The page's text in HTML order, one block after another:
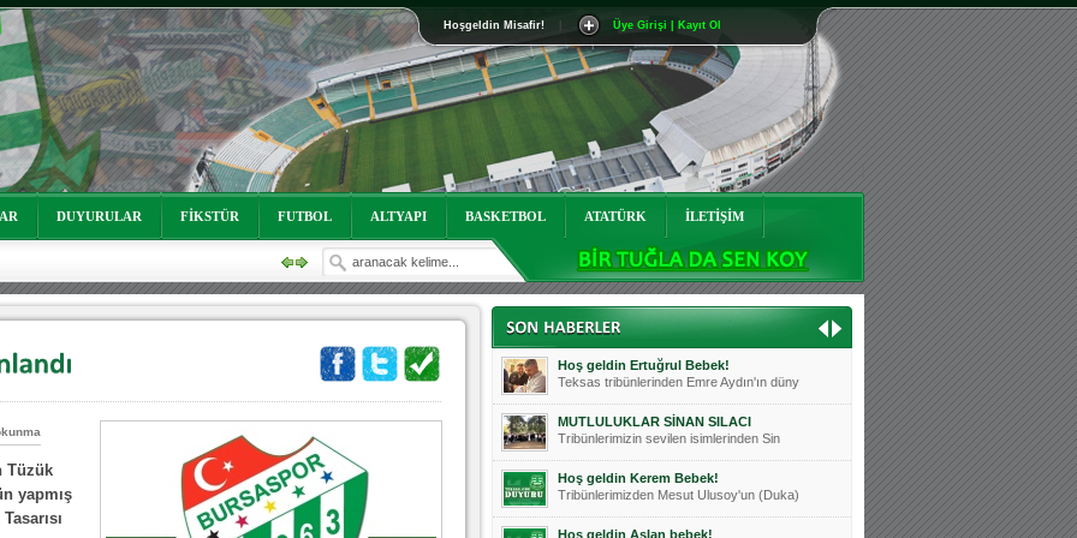
Hoşgeldin Misafir! Üye Girişi | Kayıt Ol
DUYURULAR FİKSTÜR FUTBOL ALTYAPI BASKETBOL ATATÜRK İLETİŞİM
Tüzük
yapmış
Mutluluklar Ceyhun Tetik
Teksas tribünlerinin sevilen isimlerinde
Bursasporumuzun önü açılsın is
Teksaslı Bursasporlular Derneği Başkanı
Hoş geldin Alaz Bebek!
Teksas.org sistem yöneticisi, ekibimizin
Hoş geldin Göktuğ Bebek!
Teksas.org ekibimizden ve tribünlerimizi
Hoş geldin Kadir Kağan Bebek!
Teksas tribünlerinden Basri İleri'nin dü
Hoş geldin Ertuğrul Bebek!
Teksas tribünlerinden Emre Aydın'ın düny
MUTLULUKLAR SİNAN SILACI
Tribünlerimizin sevilen isimlerinden Sin
Hoş geldin Kerem Bebek!
Tribünlerimizden Mesut Ulusoy'un (Duka)
Hoş geldin Aslan bebek!